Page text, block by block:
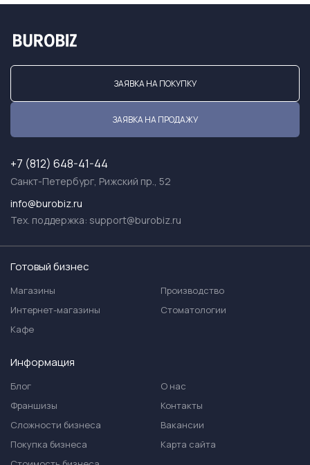
ЗАЯВКА НА ПОКУПКУ
ЗАЯВКА НА ПРОДАЖУ
+7 (812) 648-41-44
Санкт-Петербург, Рижский пр., 52
info@burobiz.ru
Тех. поддержка: support@burobiz.ru
Готовый бизнес
Магазины
Интернет-магазины
Кафе
Производство
Стоматологии
Информация
Блог
Франшизы
Сложности бизнеса
Покупка бизнеса
О нас
Контакты
Вакансии
Карта сайта